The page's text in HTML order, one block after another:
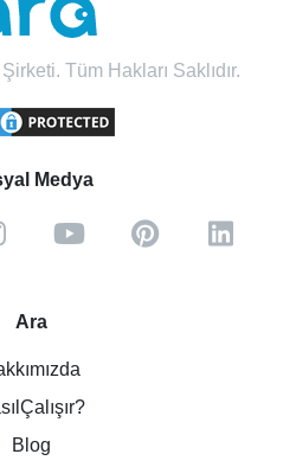
Tüm Hakları Saklıdır.
Medya
Ara
Blog